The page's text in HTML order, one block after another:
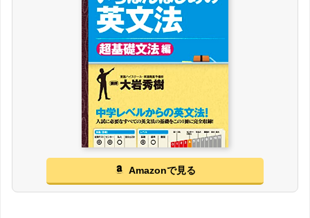
Amazonで見る